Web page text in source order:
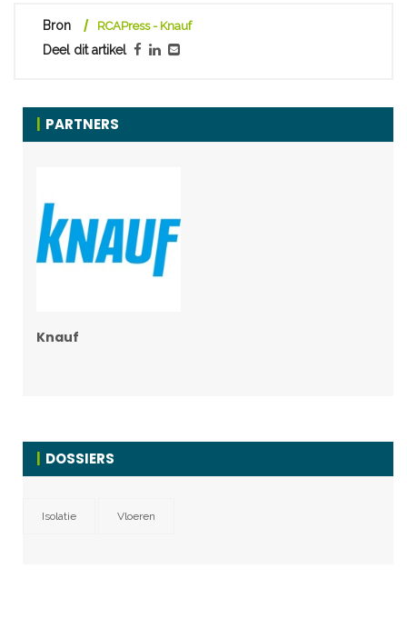
Bron RCAPress - Knauf
Deel dit artikel
PARTNERS
Knauf
DOSSIERS
Isolatie Vloeren